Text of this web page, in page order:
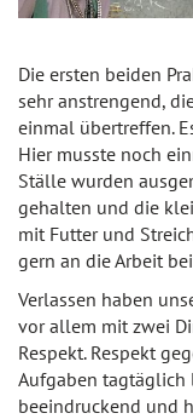
Die ersten beiden
sehr anstrengend,
einmal übertreffen.
Hier musste noch
Ställe wurden
gehalten und die
mit Futter und
gern an die Arbeit
Verlassen haben
vor allem mit zwei
Respekt. Respekt
Aufgaben tagtäglich
beeindruckend und